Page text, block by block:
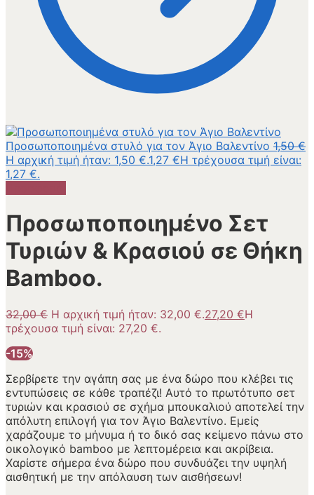
Προσωποποιημένα στυλό για τον Άγιο Βαλεντίνο 1,50€
Η αρχική τιμή ήταν: 1,50 €.1,27 €Η τρέχουσα τιμή είναι:
1,27 €.
Προσωποποιημένο Σετ
Τυριών & Κρασιού σε Θήκη
Bamboo.
32,00€ Η αρχική τιμή ήταν: 32,00 €.27,20 €Η
τρέχουσα τιμή είναι: 27,20 €.
-15%
Σερβίρετε την αγάπη σας με ένα δώρο που κλέβει τις
εντυπώσεις σε κάθε τραπέζι! Αυτό το πρωτότυπο σετ
τυριών και κρασιού σε σχήμα μπουκαλιού αποτελεί την
απόλυτη επιλογή για τον Άγιο Βαλεντίνο. Εμείς
χαράζουμε το μήνυμα ή το δικό σας κείμενο πάνω στο
οικολογικό bamboo με λεπτομέρεια και ακρίβεια.
Χαρίστε σήμερα ένα δώρο που συνδυάζει την υψηλή
αισθητική με την απόλαυση των αισθήσεων!